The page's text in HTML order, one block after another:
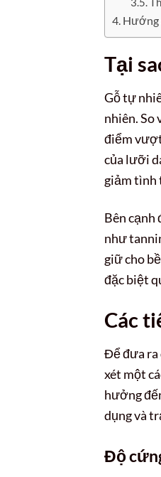
Hướng
Tại
Gỗ tự
nhiên. So
điểm
của lưỡi
giảm tình
Bên cạnh
như
giữ cho
đặc biệt
Các
Để đưa ra
xét một
hưởng
dụng và
Độ